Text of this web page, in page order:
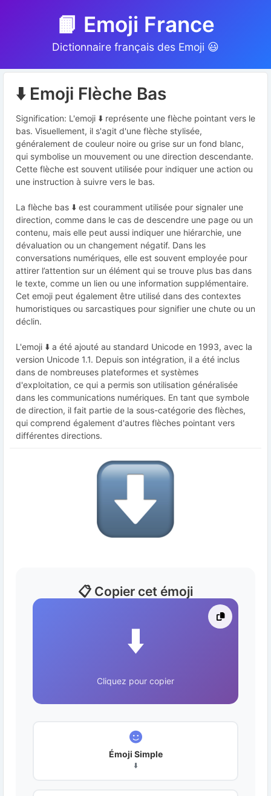
📙 Emoji France
Dictionnaire français des Emoji 😃
⬇️ Emoji Flèche Bas
Signification: L'emoji ⬇️ représente une flèche pointant vers le
bas. Visuellement, il s'agit d'une flèche stylisée,
généralement de couleur noire ou grise sur un fond blanc,
qui symbolise un mouvement ou une direction descendante.
Cette flèche est souvent utilisée pour indiquer une action ou
une instruction à suivre vers le bas.
La flèche bas ⬇️ est couramment utilisée pour signaler une
direction, comme dans le cas de descendre une page ou un
contenu, mais elle peut aussi indiquer une hiérarchie, une
dévaluation ou un changement négatif. Dans les
conversations numériques, elle est souvent employée pour
attirer l’attention sur un élément qui se trouve plus bas dans
le texte, comme un lien ou une information supplémentaire.
Cet emoji peut également être utilisé dans des contextes
humoristiques ou sarcastiques pour signifier une chute ou un
déclin.
L'emoji ⬇️ a été ajouté au standard Unicode en 1993, avec la
version Unicode 1.1. Depuis son intégration, il a été inclus
dans de nombreuses plateformes et systèmes
d'exploitation, ce qui a permis son utilisation généralisée
dans les communications numériques. En tant que symbole
de direction, il fait partie de la sous-catégorie des flèches,
qui comprend également d'autres flèches pointant vers
différentes directions.
📋 Copier cet émoji
⬇️
Cliquez pour copier
Émoji Simple
⬇️